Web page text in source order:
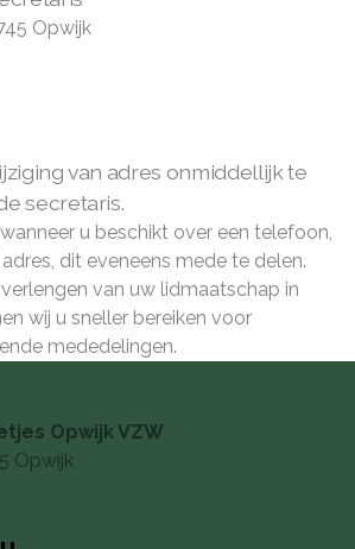
Opwijk
van adres onmiddellijk te
secretaris.
u beschikt over een telefoon,
dit eveneens mede te delen.
van uw lidmaatschap in
wij u sneller bereiken voor
mededelingen.
Opwijk VZW
Opwijk